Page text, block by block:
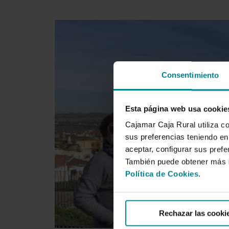
Consentimiento
Esta página web usa
Cajamar Caja Rural utiliza
sus preferencias teniendo
aceptar, configurar sus
También puede obtener
Política de Cookies.
Rechazar las